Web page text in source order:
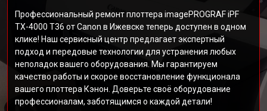
Профессиональный ремонт плоттера imagePROGRAF iPF
TX-4000 T36 от Canon в Ижевске теперь доступен в одном
клике! Наш сервисный центр предлагает экспертный
подход и передовые технологии для устранения любых
неполадок вашего оборудования. Мы гарантируем
качество работы и скорое восстановление функционала
вашего плоттера Кэнон. Доверьте своё оборудование
профессионалам, заботящимся о каждой детали!